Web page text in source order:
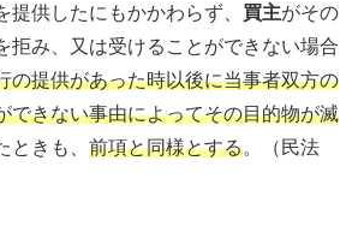
提供したにもかかわらず、 買主がその
拒み、又は受けることができない場合
の提供があった時以後に当事者双方の
できない事由によってその目的物が滅
ときも、 前項と同様とする。（民法